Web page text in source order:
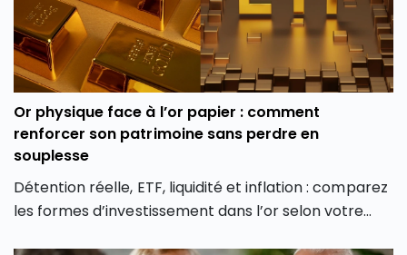
Or physique face à l’or papier : comment
renforcer son patrimoine sans perdre en
souplesse
Détention réelle, ETF, liquidité et inflation : comparez
les formes d’investissement dans l’or selon votre